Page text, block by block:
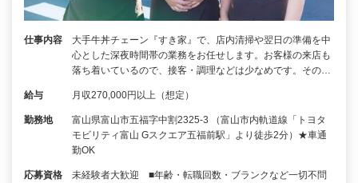
仕事内容
大手牛丼チェーン『すき家』で、店内清掃や翌日の準備を中
心とした深夜時間帯の業務をお任せします。お客様の来店も
落ち着いているので、接客・調理などは少なめです。その…
給与 月収270,000円以上（想定）
勤務地
富山県富山市五福字中割2325-3 （富山市内軌道線「トヨタ
モビリティ富山 Gスクエア五福前駅」より徒歩2分）★車通
勤OK
応募資格
未経験者大歓迎 ■年齢・転職回数・ブランクなど一切不問